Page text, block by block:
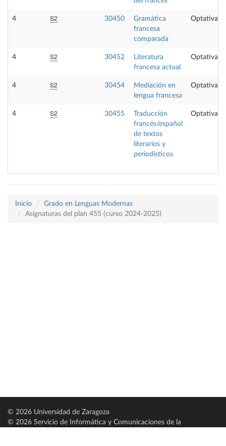
4 S2 30450
Gramática
francesa
comparada
Optativa
4 S2 30452
Literatura
francesa actual
Optativa
4 S2 30454
Mediación en
lengua francesa
Optativa
4 S2 30455
Traducción
francés/español
de textos
literarios y
periodísticos
Optativa
Inicio
Grado en Lenguas Modernas
Asignaturas del plan 455 (curso 2024-2025)
© 2026 Universidad de Zaragoza
© 2026 Servicio de Informática y Comunicaciones de la